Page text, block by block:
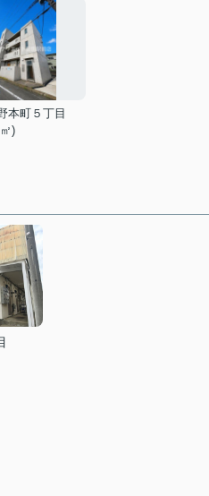
本町５丁目
)